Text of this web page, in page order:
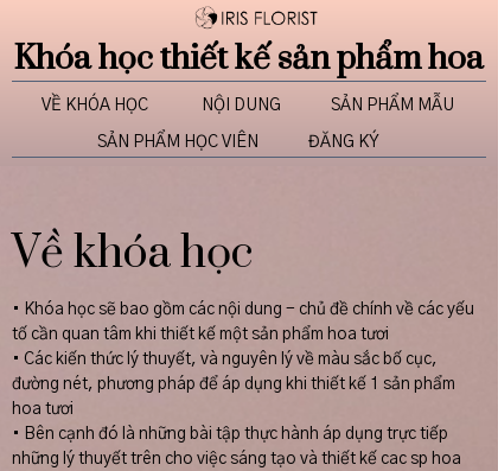
Khóa học thiết kế sản phẩm hoa
VỀ KHÓA HỌC NỘI DUNG SẢN PHẨM MẪU
SẢN PHẨM HỌC VIÊN ĐĂNG KÝ
Về khóa học
• Khóa học sẽ bao gồm các nội dung - chủ đề chính về các yếu
tố cần quan tâm khi thiết kế một sản phẩm hoa tươi
• Các kiến thức lý thuyết, và nguyên lý về màu sắc bố cục,
đường nét, phương pháp để áp dụng khi thiết kế 1 sản phẩm
hoa tươi
• Bên cạnh đó là những bài tập thực hành áp dụng trực tiếp
những lý thuyết trên cho việc sáng tạo và thiết kế cac sp hoa